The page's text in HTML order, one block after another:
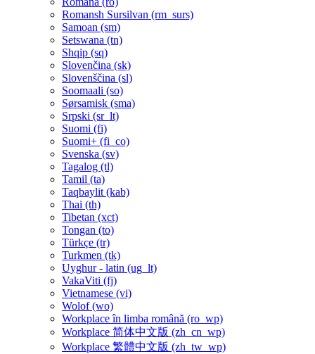
Romansh Sursilvan ‎(rm_surs)‎
Samoan ‎(sm)‎
Setswana ‎(tn)‎
Shqip ‎(sq)‎
Slovenčina ‎(sk)‎
Slovenščina ‎(sl)‎
Soomaali ‎(so)‎
Sørsamisk ‎(sma)‎
Srpski ‎(sr_lt)‎
Suomi ‎(fi)‎
Suomi+ ‎(fi_co)‎
Svenska ‎(sv)‎
Tagalog ‎(tl)‎
Tamil ‎(ta)‎
Taqbaylit ‎(kab)‎
Thai ‎(th)‎
Tibetan ‎(xct)‎
Tongan ‎(to)‎
Türkçe ‎(tr)‎
Turkmen ‎(tk)‎
Uyghur - latin ‎(ug_lt)‎
VakaViti ‎(fj)‎
Vietnamese ‎(vi)‎
Wolof ‎(wo)‎
Workplace în limba română ‎(ro_wp)‎
Workplace 简体中文版 ‎(zh_cn_wp)‎
Workplace 繁體中文版 ‎(zh_tw_wp)‎